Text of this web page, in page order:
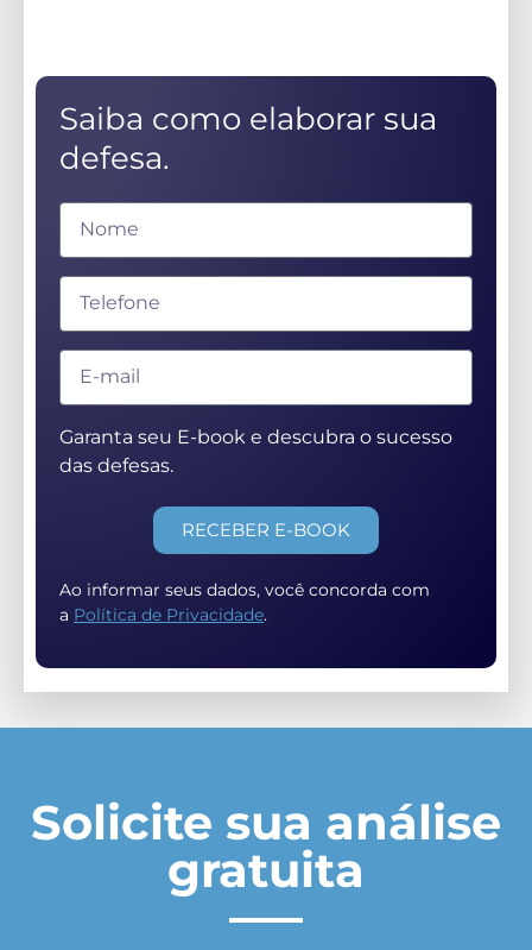
Saiba como elaborar sua
defesa.
Garanta seu E-book e descubra o sucesso
das defesas.
RECEBER E-BOOK
Ao informar seus dados, você concorda com
a Política de Privacidade.
Solicite sua análise
gratuita